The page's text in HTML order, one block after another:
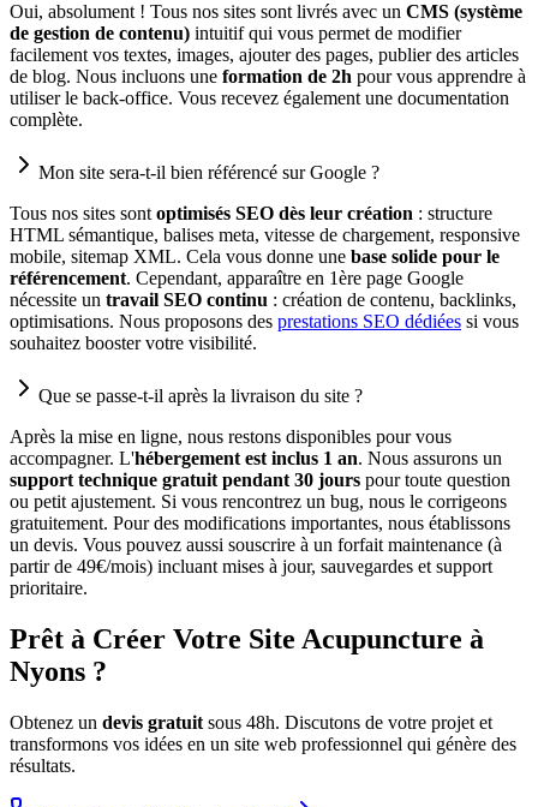
Oui, absolument ! Tous nos sites sont livrés avec un CMS (système
de gestion de contenu) intuitif qui vous permet de modifier
facilement vos textes, images, ajouter des pages, publier des articles
de blog. Nous incluons une formation de 2h pour vous apprendre à
utiliser le back-office. Vous recevez également une documentation
complète.
Mon site sera-t-il bien référencé sur Google ?
Tous nos sites sont optimisés SEO dès leur création : structure
HTML sémantique, balises meta, vitesse de chargement, responsive
mobile, sitemap XML. Cela vous donne une base solide pour le
référencement. Cependant, apparaître en 1ère page Google
nécessite un travail SEO continu : création de contenu, backlinks,
optimisations. Nous proposons des prestations SEO dédiées si vous
souhaitez booster votre visibilité.
Que se passe-t-il après la livraison du site ?
Après la mise en ligne, nous restons disponibles pour vous
accompagner. L'hébergement est inclus 1 an. Nous assurons un
support technique gratuit pendant 30 jours pour toute question
ou petit ajustement. Si vous rencontrez un bug, nous le corrigeons
gratuitement. Pour des modifications importantes, nous établissons
un devis. Vous pouvez aussi souscrire à un forfait maintenance (à
partir de 49€/mois) incluant mises à jour, sauvegardes et support
prioritaire.
Prêt à Créer Votre Site Acupuncture à
Nyons ?
Obtenez un devis gratuit sous 48h. Discutons de votre projet et
transformons vos idées en un site web professionnel qui génère des
résultats.